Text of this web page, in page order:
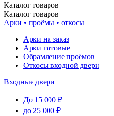
Каталог товаров
Каталог товаров
Арки • проёмы • откосы
Арки на заказ
Арки готовые
Обрамление проёмов
Откосы входной двери
Входные двери
До 15 000 ₽
до 25 000 ₽